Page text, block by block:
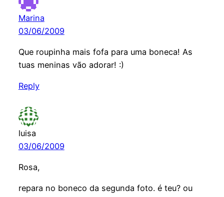
Marina
03/06/2009
Que roupinha mais fofa para uma boneca! As
tuas meninas vão adorar! :)
Reply
luisa
03/06/2009
Rosa,
repara no boneco da segunda foto. é teu? ou